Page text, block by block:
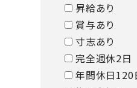
昇給あり
賞与あり
寸志あり
完全週休2日
年間休日120